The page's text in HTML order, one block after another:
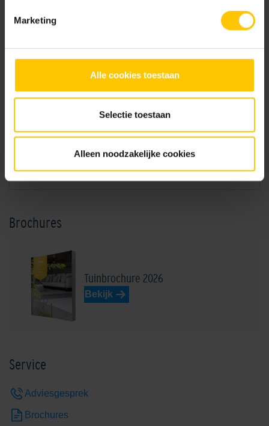
Marketing
Alle cookies toestaan
Selectie toestaan
Alleen noodzakelijke cookies
NL-BSB-certificaat vooraf vervaardigde elementen van beton (Aalst) K20305
KIWA-certificaat grasbetontegels (Aalst) K11001
Brochures
Tuinbrochure 2026
Bekijk
Service
Adviesgesprek
Brochures